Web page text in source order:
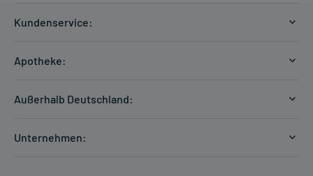
Kundenservice:
Hilfe
Apotheke:
Außerhalb Deutschland:
Unternehmen: